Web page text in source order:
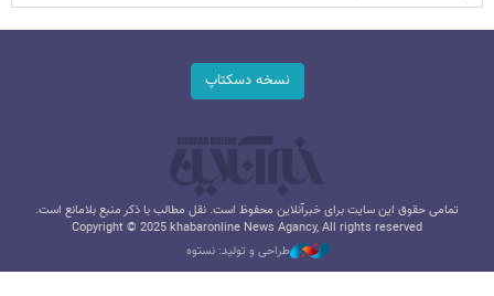
نسخه دسکتاپ
تمامی حقوق این سایت برای خبرآنلاین محفوظ است. نقل مطالب با ذکر منبع بلامانع است.
Copyright © 2025 khabaronline News Agancy, All rights reserved
طراحی و تولید: نستوه